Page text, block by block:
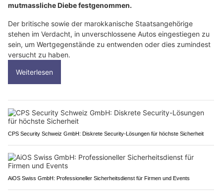
mutmassliche Diebe festgenommen.
Der britische sowie der marokkanische Staatsangehörige
stehen im Verdacht, in unverschlossene Autos eingestiegen zu
sein, um Wertgegenstände zu entwenden oder dies zumindest
versucht zu haben.
Weiterlesen
CPS Security Schweiz GmbH: Diskrete Security-Lösungen für höchste Sicherheit
AiOS Swiss GmbH: Professioneller Sicherheitsdienst für Firmen und Events